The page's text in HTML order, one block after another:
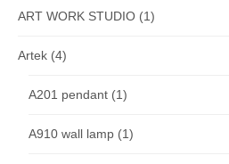
ART WORK STUDIO (1)
Artek (4)
A201 pendant (1)
A910 wall lamp (1)